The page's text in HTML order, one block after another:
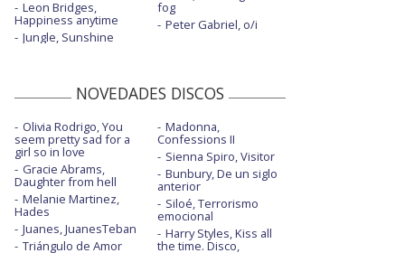
Leon Bridges,
Happiness anytime
Jungle, Sunshine
fog
Peter Gabriel, o/i
NOVEDADES DISCOS
Olivia Rodrigo, You
seem pretty sad for a
girl so in love
Gracie Abrams,
Daughter from hell
Melanie Martinez,
Hades
Juanes, JuanesTeban
Triángulo de Amor
Madonna,
Confessions II
Sienna Spiro, Visitor
Bunbury, De un siglo
anterior
Siloé, Terrorismo
emocional
Harry Styles, Kiss all
the time. Disco,